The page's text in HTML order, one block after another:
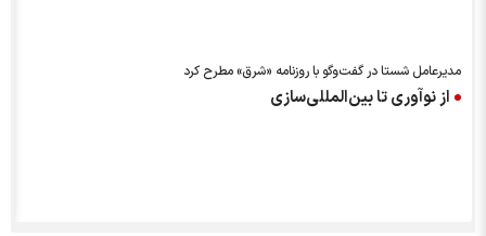
مدیرعامل شستا در گفت‌و‌گو با روزنامه «شرق» مطرح کرد
از نوآوری تا بین‌المللی‌سازی